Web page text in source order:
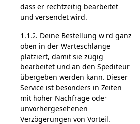
dass er rechtzeitig bearbeitet
und versendet wird.
1.1.2. Deine Bestellung wird ganz
oben in der Warteschlange
platziert, damit sie zügig
bearbeitet und an den Spediteur
übergeben werden kann. Dieser
Service ist besonders in Zeiten
mit hoher Nachfrage oder
unvorhergesehenen
Verzögerungen von Vorteil.